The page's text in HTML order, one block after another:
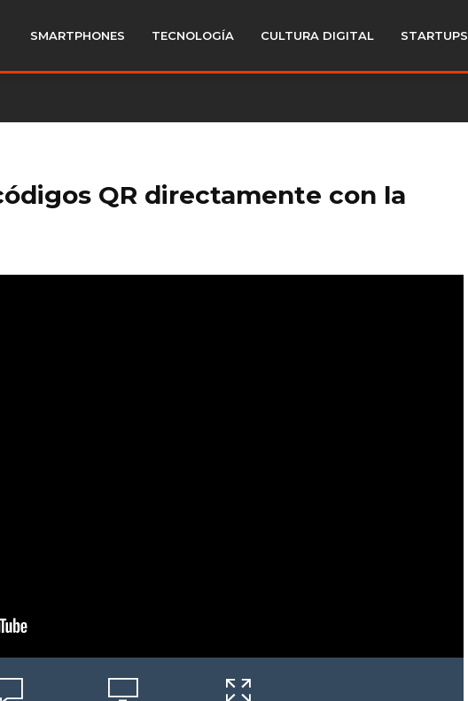
SMARTPHONES TECNOLOGÍA CULTURA DIGITAL STARTUPS
QR directamente con la